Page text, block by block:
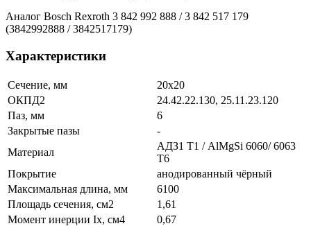
Аналог Bosch Rexroth 3 842 992 888 / 3 842 517 179
(3842992888 / 3842517179)
Характеристики
Сечение, мм
20х20
ОКПД2
24.42.22.130, 25.11.23.120
Паз, мм
6
Закрытые пазы
-
Материал
АДЗ1 Т1 / AlMgSi 6060/ 6063
Т6
Покрытие
анодированный чёрный
Максимальная длина, мм
6100
Площадь сечения, см2
1,61
Момент инерции Ix, см4
0,67